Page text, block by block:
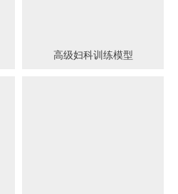
高级妇科训练模型